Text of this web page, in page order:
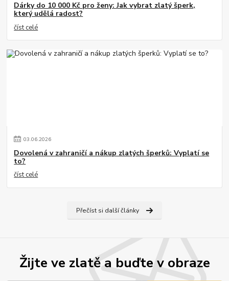
Dárky do 10 000 Kč pro ženy: Jak vybrat zlatý šperk,
který udělá radost?
číst celé
03.06.2026
Dovolená v zahraničí a nákup zlatých šperků: Vyplatí se
to?
číst celé
Přečíst si další články
Žijte ve zlatě a buďte v obraze